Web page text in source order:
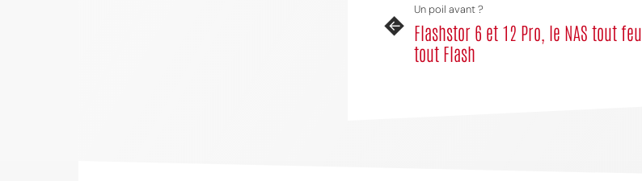
Un poil avant ?
Flashstor 6 et 12 Pro, le NAS tout feu
tout Flash